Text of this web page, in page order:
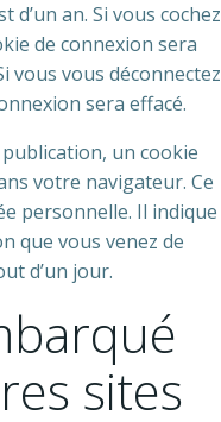
d’un an. Si vous cochez
de connexion sera
vous vous déconnectez
sera effacé.
un cookie
votre navigateur. Ce
personnelle. Il indique
que vous venez de
d’un jour.
sites